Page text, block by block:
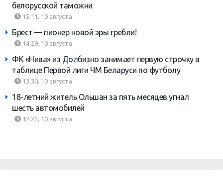
белорусской таможни
15:11, 10 августа
Брест — пионер новой эры гребли!
14:29, 10 августа
ФК «Нива» из Долбизно занимает первую строчку в
таблице Первой лиги ЧМ Беларуси по футболу
13:30, 10 августа
18-летний житель Ольшан за пять месяцев угнал
шесть автомобилей
12:22, 10 августа